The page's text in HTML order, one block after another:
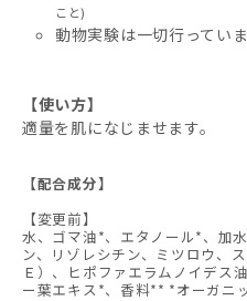
こと)
動物実験は一切行ってい
【使い方】
適量を肌になじませます。
【配合成分】
【変更前】
水、ゴマ油*、エタノール*、加
ン、リゾレシチン、ミツロウ、
Ｅ）、ヒポファエラムノイデス
ー葉エキス*、香料** *オーガ